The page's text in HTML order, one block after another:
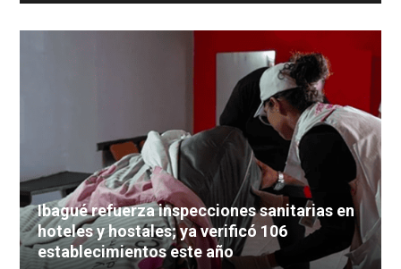
Ibagué refuerza inspecciones sanitarias en
hoteles y hostales; ya verificó 106
establecimientos este año